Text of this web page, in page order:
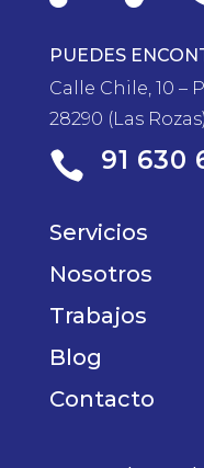
PUEDES
Calle Chile, 10 –
28290 (Las
 91 630
Servicios
Nosotros
Trabajos
Blog
Contacto